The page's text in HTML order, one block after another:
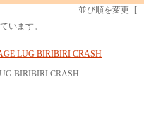
並び順を変更
[
います。
LUG BIRIBIRI CRASH
BIRIBIRI CRASH